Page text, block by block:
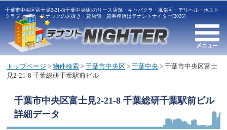
千葉市中央区富士見2-21-8(千葉中央駅)のリース店舗・キャバクラ・風俗可・デリヘル・ホスト
クラブ・パブ・スナックの居抜き・貸店舗・貸事務所はテナントナイター[2035]
トップページ > 物件検索> 千葉市中央区> 千葉中央> 千葉市中央区富士
見2-21-8 千葉総研千葉駅前ビル
千葉市中央区富士見2-21-8 千葉総研千葉駅前ビル
詳細データ